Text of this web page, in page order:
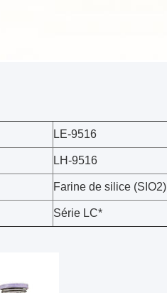
LE-9516
LH-9516
Farine de silice (SIO2)
Série LC*